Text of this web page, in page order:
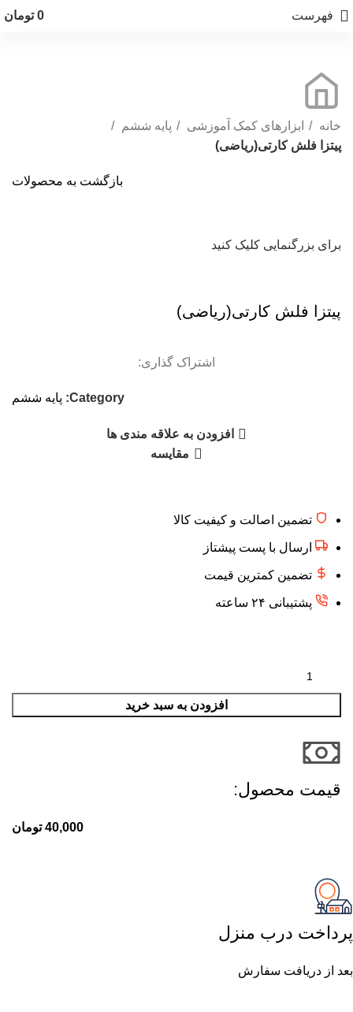
فهرست 0 تومان
خانه ابزارهای کمک آموزشی
پایه ششم
پيتزا فلش كارتى(ریاضی)
بازگشت به محصولات
برای بزرگنمایی کلیک کنید
پيتزا فلش كارتى(ریاضی)
اشتراک گذاری:
Category: پایه ششم
افزودن به علاقه مندی ها
مقایسه
تضمین اصالت و کیفیت کالا
ارسال با پست پیشتاز
تضمین کمترین قیمت
پشتیبانی ۲۴ ساعته
افزودن به سبد خرید
قیمت محصول:​
40,000 تومان
پرداخت درب منزل
بعد از دریافت سفارش